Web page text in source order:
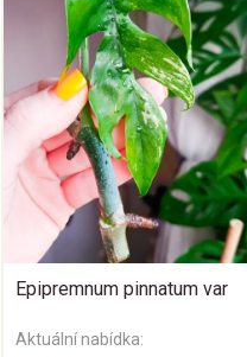
Epipremnum pinnatum var
Aktuální nabídka: